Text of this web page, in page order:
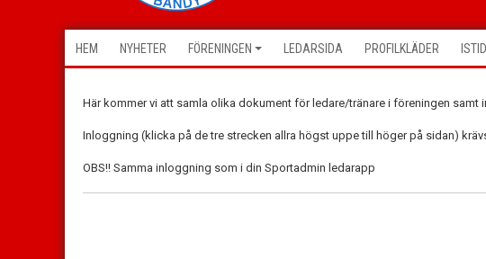
HEM NYHETER FÖRENINGEN LEDARSIDA PROFILKLÄDER
Här kommer vi att samla olika dokument för ledare/tränare i föreningen samt
Inloggning (klicka på de tre strecken allra högst uppe till höger på sidan)
OBS!! Samma inloggning som i din Sportadmin ledarapp